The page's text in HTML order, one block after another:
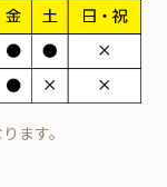
ます。